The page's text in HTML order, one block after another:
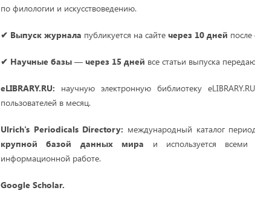
по филологии и искусствоведению.
✔ Выпуск журнала публикуется на сайте через 10 дней
✔ Научные базы — через 15 дней все статьи выпуска
eLIBRARY.RU: научную электронную библиотеку
пользователей в месяц.
Ulrich's Periodicals Directory: международный каталог
крупной базой данных мира и используется
информационной работе.
Google Scholar.